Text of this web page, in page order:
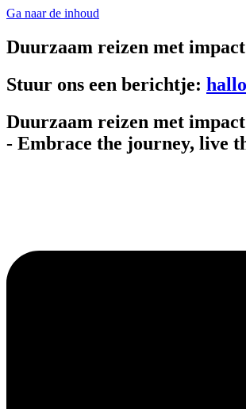
Ga naar de inhoud
Duurzaam reizen met impact
Stuur ons een berichtje:
Duurzaam reizen met impact
- Embrace the journey, live